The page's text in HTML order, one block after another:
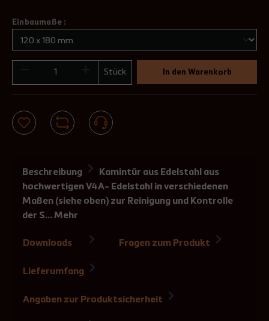
Einbaumaße :
Stück In den Warenkorb
Beschreibung
Kamintür aus Edelstahl aus
hochwertigen V4A- Edelstahl in verschiedenen
Maßen (siehe oben) zur Reinigung und Kontrolle
der S… Mehr
Downloads Fragen zum Produkt
Lieferumfang
Angaben zur Produktsicherheit